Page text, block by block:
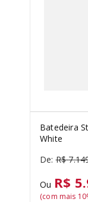
Batedeira
White
R$ 7.
Ou R$
(com mais 10